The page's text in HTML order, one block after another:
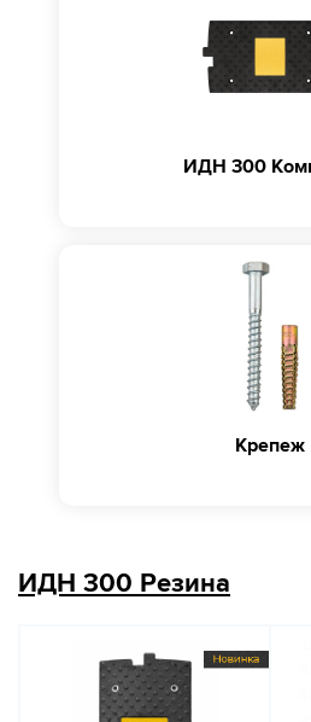
ИДН 300
Крепеж
ИДН 300 Резина